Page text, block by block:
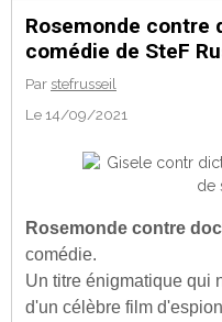
Rosemonde contre
comédie de SteF
Par stefrusseil
Le 14/09/2021
Rosemonde contre
comédie.
Un titre énigmatique qui
d'un célèbre film